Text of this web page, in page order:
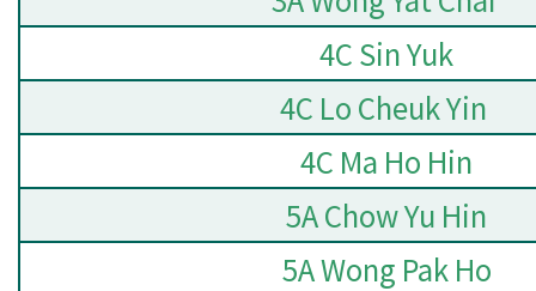
4C Sin Yuk
4C Lo Cheuk Yin
4C Ma Ho Hin
5A Chow Yu Hin
5A Wong Pak Ho